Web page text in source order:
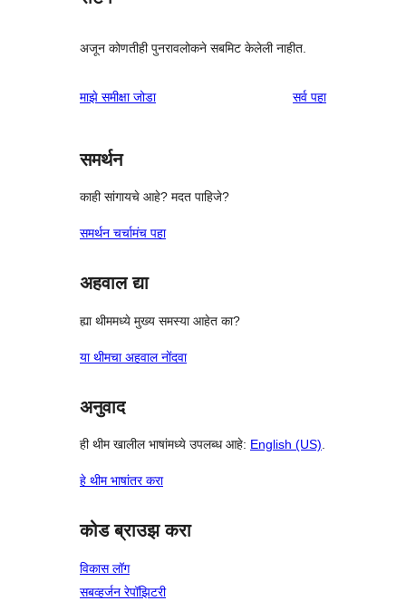
अजून कोणतीही पुनरावलोकने सबमिट केलेली नाहीत.
माझे समीक्षा जोडा सर्वपुनरावलोकने
पहा
समर्थन
काही सांगायचे आहे? मदत पाहिजे?
समर्थन चर्चामंच पहा
अहवाल द्या
ह्या थीममध्ये मुख्य समस्या आहेत का?
या थीमचा अहवाल नोंदवा
अनुवाद
ही थीम खालील भाषांमध्ये उपलब्ध आहे: English (US).
हे थीम भाषांतर करा
कोड ब्राउझ करा
विकास लॉग
सबव्हर्जन रेपॉझिटरी